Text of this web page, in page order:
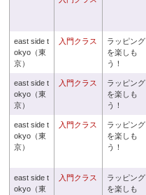
east side t
okyo（東
京）
入門クラス
ラッピング
を楽しも
う！
east side t
okyo（東
京）
入門クラス
ラッピング
を楽しも
う！
east side t
okyo（東
京）
入門クラス
ラッピング
を楽しも
う！
east side t
okyo（東
入門クラス
ラッピング
を楽しも